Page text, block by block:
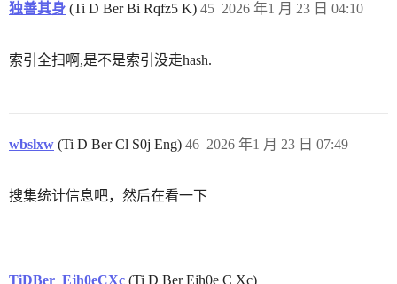
独善其身 (Ti D Ber Bi Rqfz5 K) 2026 年1 月 23 日 04:10
45
索引全扫啊,是不是索引没走hash.
wbslxw (Ti D Ber Cl S0j Eng) 2026 年1 月 23 日 07:49
46
搜集统计信息吧，然后在看一下
TiDBer_Ejh0eCXc (Ti D Ber Ejh0e C Xc)